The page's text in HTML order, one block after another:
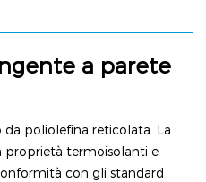
a parete
poliolefina reticolata. La
proprietà termoisolanti e
con gli standard